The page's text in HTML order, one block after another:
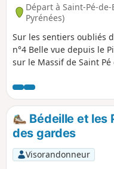
Départ à Saint-Pé-
Pyrénées)
Sur les sentiers oubliés
n°4 Belle vue depuis le
sur le Massif de Saint
parcours passe par
ancestraux non repérés
fait un intérêt
découvre le site
ce lapiaz en forme de
et photographié par
ouvrage "Le Sanglier du
Bédeille et les
des gardes
Visorandonneur